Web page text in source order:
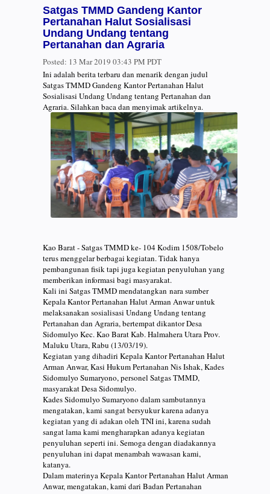
Satgas TMMD Gandeng Kantor
Pertanahan Halut Sosialisasi
Undang Undang tentang
Pertanahan dan Agraria
Posted: 13 Mar 2019 03:43 PM PDT
Ini adalah berita terbaru dan menarik dengan judul
Satgas TMMD Gandeng Kantor Pertanahan Halut
Sosialisasi Undang Undang tentang Pertanahan dan
Agraria. Silahkan baca dan menyimak artikelnya.
Kao Barat - Satgas TMMD ke- 104 Kodim 1508/Tobelo
terus menggelar berbagai kegiatan. Tidak hanya
pembangunan fisik tapi juga kegiatan penyuluhan yang
memberikan informasi bagi masyarakat.
Kali ini Satgas TMMD mendatangkan nara sumber
Kepala Kantor Pertanahan Halut Arman Anwar untuk
melaksanakan sosialisasi Undang Undang tentang
Pertanahan dan Agraria, bertempat dikantor Desa
Sidomulyo Kec. Kao Barat Kab. Halmahera Utara Prov.
Maluku Utara, Rabu (13/03/19).
Kegiatan yang dihadiri Kepala Kantor Pertanahan Halut
Arman Anwar, Kasi Hukum Pertanahan Nis Ishak, Kades
Sidomulyo Sumaryono, personel Satgas TMMD,
masyarakat Desa Sidomulyo.
Kades Sidomulyo Sumaryono dalam sambutannya
mengatakan, kami sangat bersyukur karena adanya
kegiatan yang di adakan oleh TNI ini, karena sudah
sangat lama kami mengharapkan adanya kegiatan
penyuluhan seperti ini. Semoga dengan diadakannya
penyuluhan ini dapat menambah wawasan kami,
katanya.
Dalam materinya Kepala Kantor Pertanahan Halut Arman
Anwar, mengatakan, kami dari Badan Pertanahan